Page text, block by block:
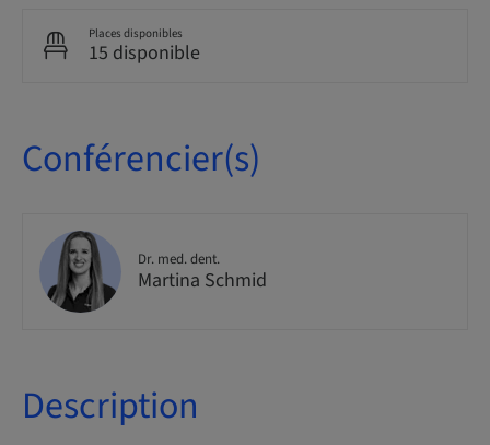
Places disponibles
15 disponible
Conférencier(s)
Dr. med. dent.
Martina Schmid
Description